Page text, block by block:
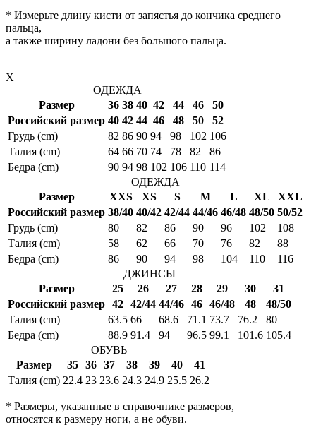
* Измерьте длину кисти от запястья до кончика среднего
пальца,
а также ширину ладони без большого пальца.
X
ОДЕЖДА
Размер
36 38 40 42 44 46
50
Российский размер 40 42 44 46 48 50
52
Грудь (cm)
82 86 90 94 98 102 106
Талия (cm)
64 66 70 74 78 82
86
Бедра (cm)
90 94 98 102 106 110 114
ОДЕЖДА
Размер
XXS XS S M L XL
XXL
Российский размер 38/40 40/42 42/44 44/46 46/48 48/50 50/52
Грудь (cm)
80 82 86 90 96 102
108
Талия (cm)
58 62 66 70 76 82
88
Бедра (cm)
86 90 94 98 104 110
116
ДЖИНСЫ
Размер
25 26 27 28 29 30
31
Российский размер 42 42/44 44/46 46 46/48 48
48/50
Талия (cm)
63.5 66 68.6 71.1 73.7 76.2
80
Бедра (cm)
88.9 91.4 94 96.5 99.1 101.6 105.4
ОБУВЬ
Размер
35 36 37 38 39 40
41
Талия (cm) 22.4 23 23.6 24.3 24.9 25.5 26.2
* Размеры, указанные в справочнике размеров,
относятся к размеру ноги, а не обуви.